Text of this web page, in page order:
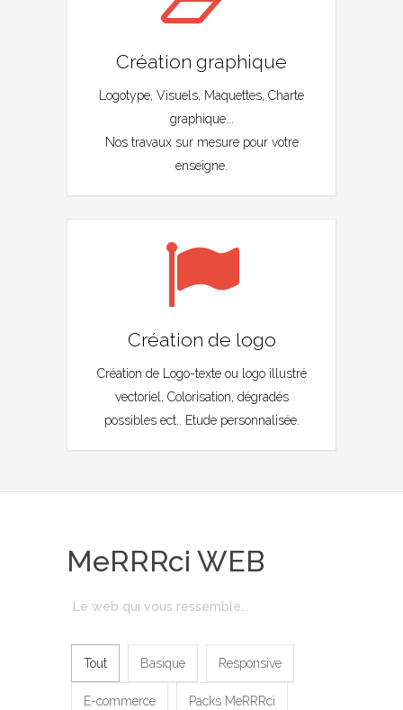
Création graphique
Logotype, Visuels, Maquettes, Charte
graphique...
Nos travaux sur mesure pour votre
enseigne.
Création de logo
Création de Logo-texte ou logo illustré
vectoriel, Colorisation, dégradés
possibles ect.. Etude personnalisée.
MeRRRci WEB
Le web qui vous ressemble...
Tout Basique Responsive
E-commerce Packs MeRRRci